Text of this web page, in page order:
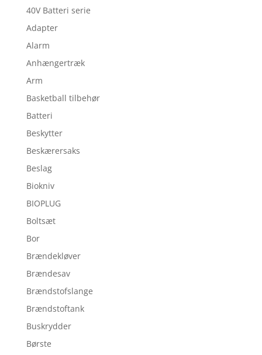
40V Batteri serie
Adapter
Alarm
Anhængertræk
Arm
Basketball tilbehør
Batteri
Beskytter
Beskærersaks
Beslag
Biokniv
BIOPLUG
Boltsæt
Bor
Brændekløver
Brændesav
Brændstofslange
Brændstoftank
Buskrydder
Børste